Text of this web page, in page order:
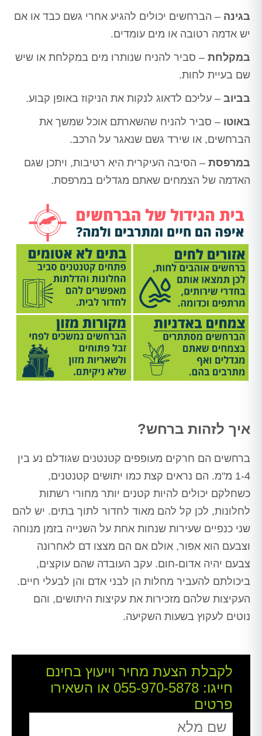
בגינה – הברחשים יכולים להגיע אחרי גשם כבד או אם
יש אדמה רטובה או מים עומדים.
במקלחת – סביר להניח שנותרו מים במקלחת או שיש
שם בעיית לחות.
בביוב – עליכם לדאוג לנקות את הניקוז באופן קבוע.
באוטו – סביר להניח שהשארתם אוכל שמשך את
הברחשים, או שירד גשם שנאגר על הרכב.
במרפסת – הסיבה העיקרית היא רטיבות, ויתכן שגם
האדמה של הצמחים שאתם מגדלים במרפסת.
איך לזהות ברחש?
ברחשים הם חרקים מעופפים קטנטנים שגודלם נע בין
1-4 מ"מ. הם נראים קצת כמו יתושים קטנטנים,
כשחלקם יכולים להיות קטנים יותר מחורי רשתות
לחלונות, לכן קל להם מאוד לחדור לתוך בתים. יש להם
שני כנפיים שעירות שנחות אחת על השנייה בזמן מנוחה
וצבעם הוא אפור, אולם אם הם מצצו דם לאחרונה
צבעם יהיה אדום-חום. עקב העובדה שהם עוקצים,
ביכולתם להעביר מחלות הן לבני אדם והן לבעלי חיים.
העקיצות שלהם מזכירות את עקיצות היתושים, והם
נוטים לעקוץ בשעות השקיעה.
לקבלת הצעת מחיר וייעוץ בחינם
חייגו: 055-970-5878 או השאירו
פרטים